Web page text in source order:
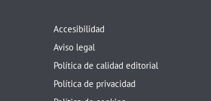
Accesibilidad
Aviso legal
Política de calidad editorial
Política de privacidad